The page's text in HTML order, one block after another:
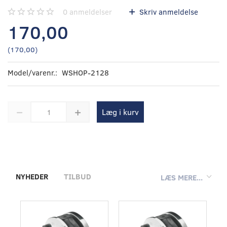
0 anmeldelser Skriv anmeldelse
170,00
(170,00)
Model/varenr.: WSHOP-2128
Læg i kurv
LÆS MERE...
NYHEDER TILBUD